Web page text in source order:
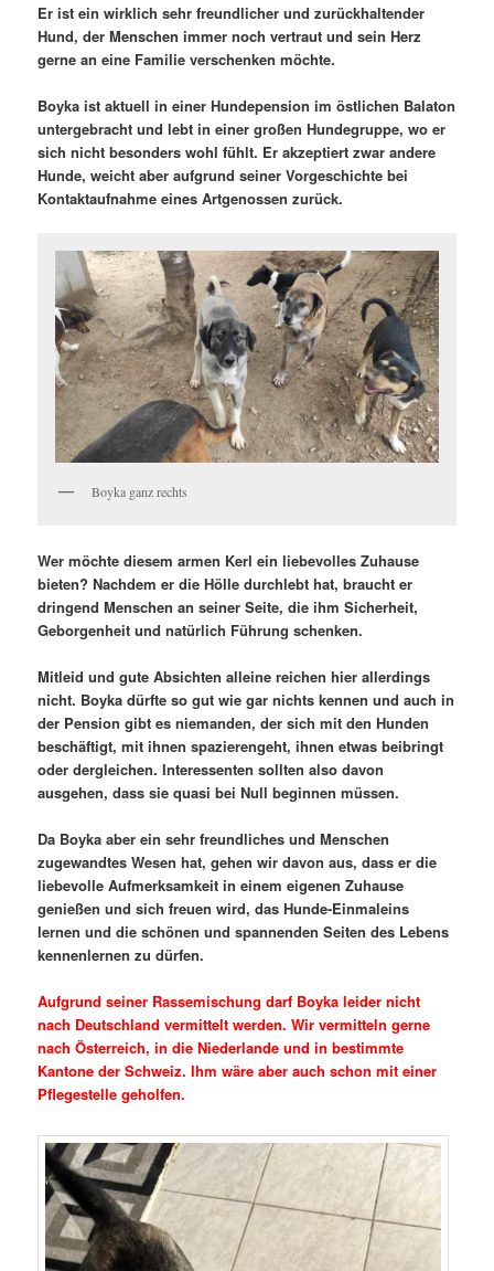
Er ist ein wirklich sehr freundlicher und zurückhaltender
Hund, der Menschen immer noch vertraut und sein Herz
gerne an eine Familie verschenken möchte.
Boyka ist aktuell in einer Hundepension im östlichen Balaton
untergebracht und lebt in einer großen Hundegruppe, wo er
sich nicht besonders wohl fühlt. Er akzeptiert zwar andere
Hunde, weicht aber aufgrund seiner Vorgeschichte bei
Kontaktaufnahme eines Artgenossen zurück.
Boyka ganz rechts
Wer möchte diesem armen Kerl ein liebevolles Zuhause
bieten? Nachdem er die Hölle durchlebt hat, braucht er
dringend Menschen an seiner Seite, die ihm Sicherheit,
Geborgenheit und natürlich Führung schenken.
Mitleid und gute Absichten alleine reichen hier allerdings
nicht. Boyka dürfte so gut wie gar nichts kennen und auch in
der Pension gibt es niemanden, der sich mit den Hunden
beschäftigt, mit ihnen spazierengeht, ihnen etwas beibringt
oder dergleichen. Interessenten sollten also davon
ausgehen, dass sie quasi bei Null beginnen müssen.
Da Boyka aber ein sehr freundliches und Menschen
zugewandtes Wesen hat, gehen wir davon aus, dass er die
liebevolle Aufmerksamkeit in einem eigenen Zuhause
genießen und sich freuen wird, das Hunde-Einmaleins
lernen und die schönen und spannenden Seiten des Lebens
kennenlernen zu dürfen.
Aufgrund seiner Rassemischung darf Boyka leider nicht
nach Deutschland vermittelt werden. Wir vermitteln gerne
nach Österreich, in die Niederlande und in bestimmte
Kantone der Schweiz. Ihm wäre aber auch schon mit einer
Pflegestelle geholfen.